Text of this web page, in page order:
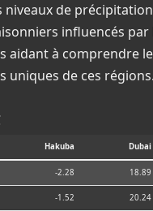
de
influencés par
aidant à comprendre
uniques de ces régions.
Hakuba Dubai
-2.28 18.89
-1.52 20.24